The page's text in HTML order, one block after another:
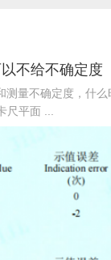
不给不确定度
测量不确定度，什
平面 ...